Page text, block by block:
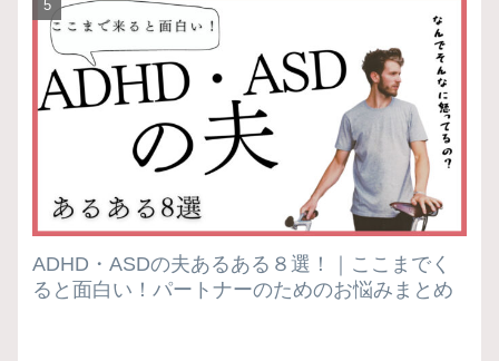
ADHD・ASDの夫あるある８選！｜ここまでく
ると面白い！パートナーのためのお悩みまとめ